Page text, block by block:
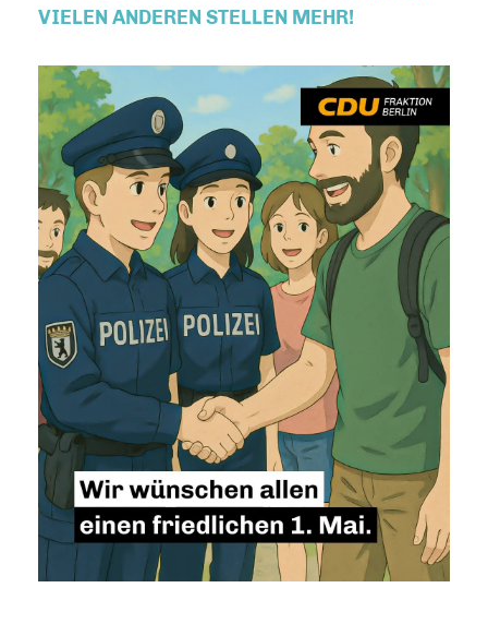
IELEN ANDEREN STELLEN MEHR!